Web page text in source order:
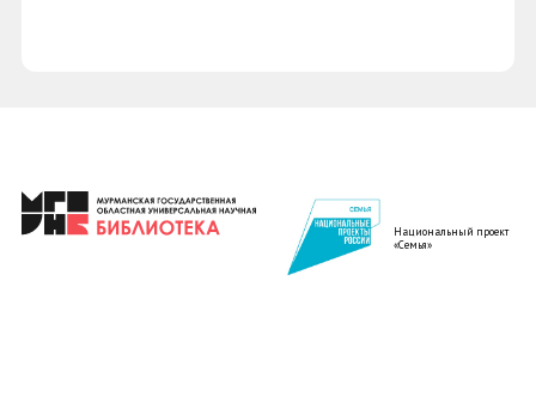
Национальный проект
«Семья»